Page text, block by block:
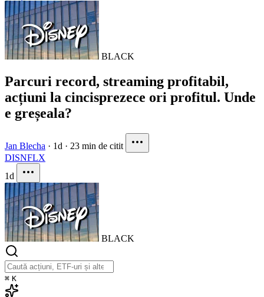
BLACK
Parcuri record, streaming profitabil,
acțiuni la cincisprezece ori profitul. Unde
e greșeala?
Jan Blecha · 1d · 23 min de citit
DISNFLX
1d
BLACK
⌘ K